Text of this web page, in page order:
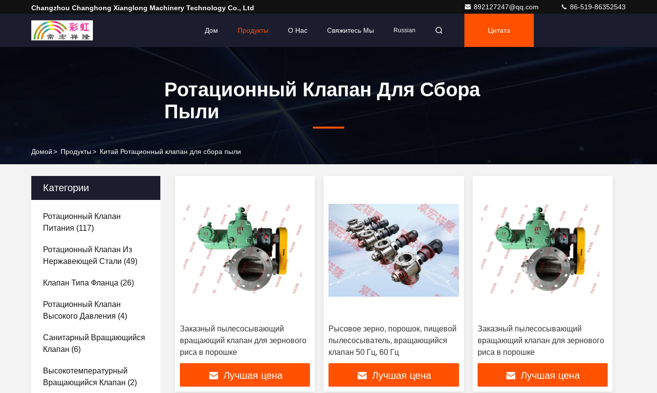
Changzhou Changhong Xianglong Machinery Technology Co., Ltd 892127247@qq.com 86-519-86352543
Дом Продукты О Нас Свяжитесь Мы Russian Цитата
Ротационный Клапан Для Сбора
Пыли
Домой> Продукты> Китай Ротационный клапан для сбора пыли
Категории
Ротационный Клапан
Питания (117)
Ротационный Клапан Из
Нержавеющей Стали (49)
Клапан Типа Фланца (26)
Ротационный Клапан
Высокого Давления (4)
Санитарный Вращающийся
Клапан (6)
Высокотемпературный
Вращающийся Клапан (2)
Заказный пылесосывающий
вращающий клапан для зернового
риса в порошке
Лучшая цена
Рысовое зерно, порошок, пищевой
пылесосыватель, вращающийся
клапан 50 Гц, 60 Гц
Лучшая цена
Заказный пылесосывающий
вращающий клапан для зернового
риса в порошке
Лучшая цена